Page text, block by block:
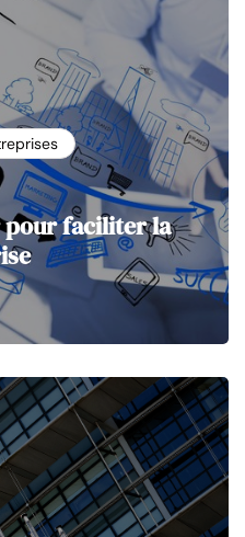
faciliter la